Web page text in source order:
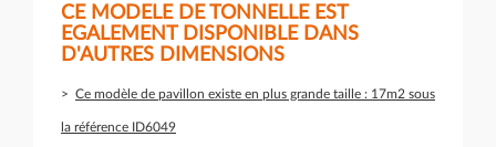
CE MODELE DE TONNELLE EST
EGALEMENT DISPONIBLE DANS
D'AUTRES DIMENSIONS
> Ce modèle de pavillon existe en plus grande taille : 17m2 sous
la référence ID6049